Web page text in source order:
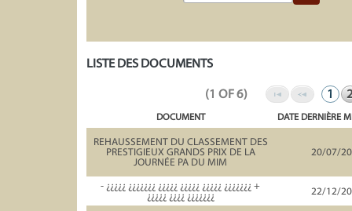
LISTE DES DOCUMENTS
(1 OF 6) 1
DOCUMENT DATE DERNIÈRE
REHAUSSEMENT DU CLASSEMENT DES
PRESTIGIEUX GRANDS PRIX DE LA
JOURNÉE PA DU MIM
20/07/
- ¿¿¿¿¿ ¿¿¿¿¿¿¿ ¿¿¿¿¿ ¿¿¿¿¿ ¿¿¿¿¿ ¿¿¿¿¿¿¿ +
¿¿¿¿¿ ¿¿¿¿ ¿¿¿¿¿¿¿
22/12/